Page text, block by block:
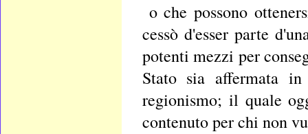
o che possono
cessò d'esser parte
potenti mezzi per
Stato sia affermata
regionismo; il quale
contenuto per chi non